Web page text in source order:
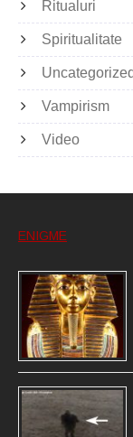
Ritualuri
Spiritualitate
Uncategorized
Vampirism
Video
ENIGME